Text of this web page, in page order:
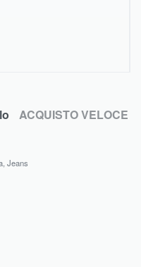
ACQUISTO VELOCE
, Jeans